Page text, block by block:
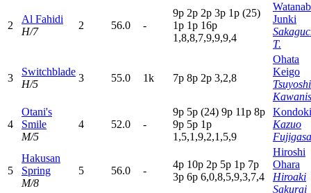
2
Al Fahidi
H/7
2 56.0 -
9p 2p 2p 3p 1p (25)
1p 1p 16p
1,8,8,7,9,9,9,4
Junki
T.
3
Switchblade
H/5
3 55.0 1k 7p 8p 2p 3,2,8
Ohata
Keigo
Tsuyoshi
4
Otani's
Smile
M/5
4 52.0 -
9p 5p (24) 9p 11p 8p
9p 5p 1p
1,5,1,9,2,1,5,9
Kazuo
5
Hakusan
Spring
M/8
5 56.0 -
4p 10p 2p 5p 1p 7p
3p 6p 6,0,8,5,9,3,7,4
Hiroshi
Ohara
Hiroaki
Sakurai